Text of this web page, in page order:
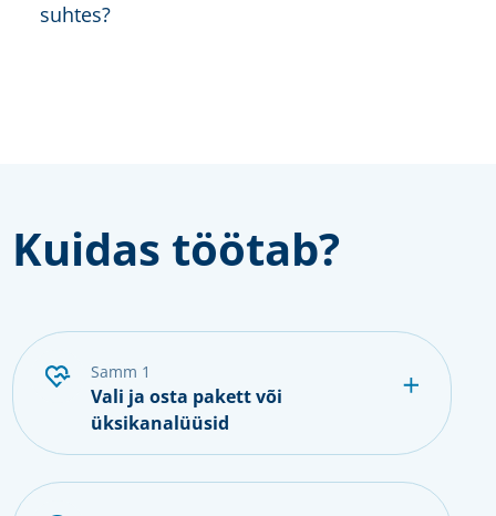
suhtes?
Kuidas töötab?
samm 1
Vali ja osta pakett või
üksikanalüüsid